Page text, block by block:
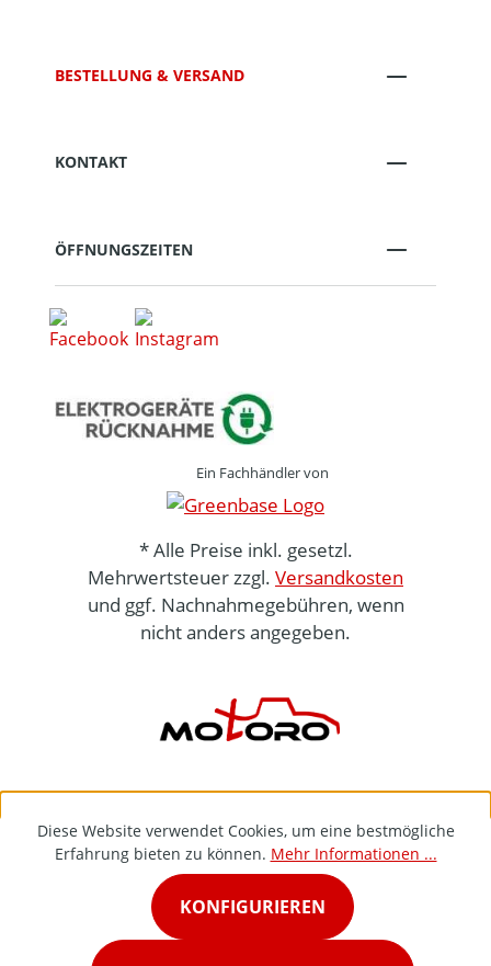
BESTELLUNG & VERSAND
KONTAKT
ÖFFNUNGSZEITEN
Ein Fachhändler von
* Alle Preise inkl. gesetzl.
Mehrwertsteuer zzgl. Versandkosten
und ggf. Nachnahmegebühren, wenn
nicht anders angegeben.
Diese Website verwendet Cookies, um eine bestmögliche
Erfahrung bieten zu können. Mehr Informationen ...
KONFIGURIEREN